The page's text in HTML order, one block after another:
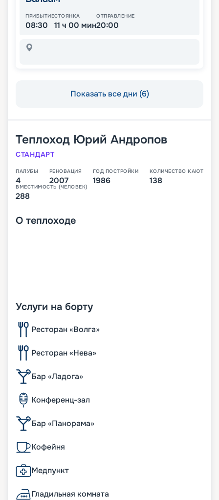
ПРИБЫТИЕ
08:30
СТОЯНКА
11 ч 00 мин
ОТПРАВЛЕНИЕ
20:00
Показать все дни (6)
Теплоход Юрий Андропов
СТАНДАРТ
ПАЛУБЫ
4
РЕНОВАЦИЯ
2007
ГОД ПОСТРОЙКИ
1986
КОЛИЧЕСТВО КАЮТ
138
ВМЕСТИМОСТЬ (ЧЕЛОВЕК)
288
О теплоходе
Услуги на борту
Ресторан «Волга»
Ресторан «Нева»
Бар «Ладога»
Конференц-зал
Бар «Панорама»
Кофейня
Медпункт
Гладильная комната